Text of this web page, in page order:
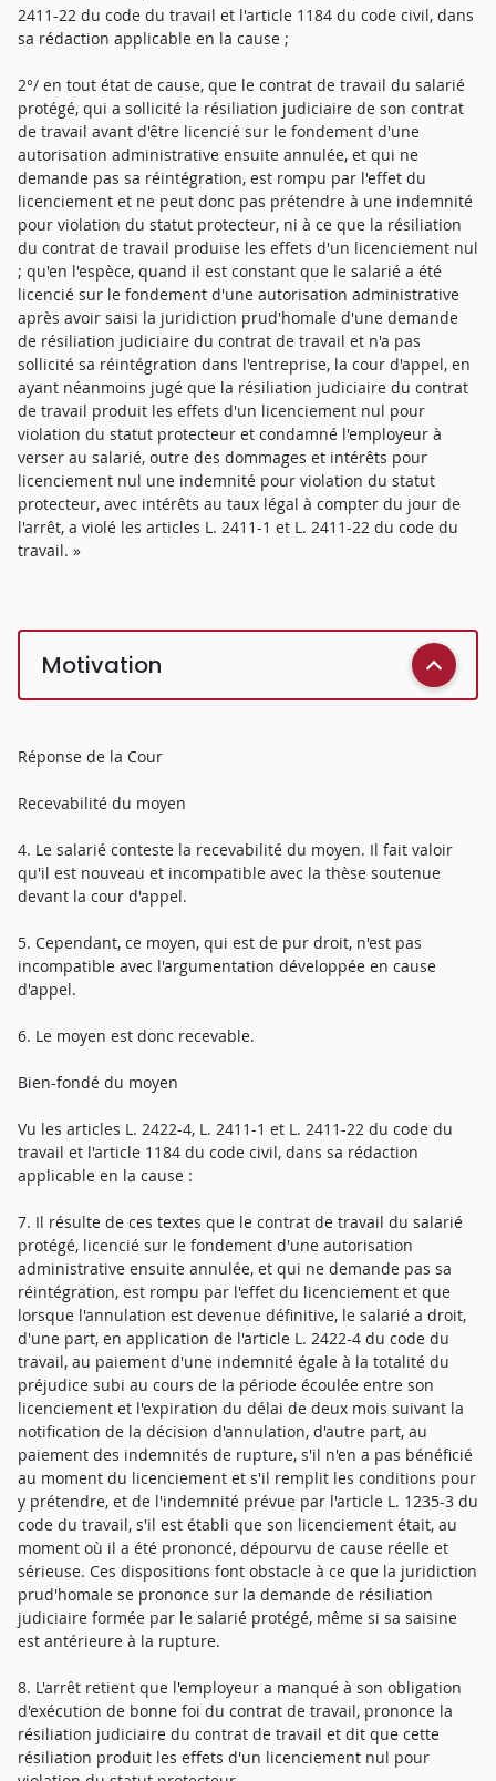
2411-22 du code du travail et l'article 1184 du code civil, dans
sa rédaction applicable en la cause ;
2°/ en tout état de cause, que le contrat de travail du salarié
protégé, qui a sollicité la résiliation judiciaire de son contrat
de travail avant d'être licencié sur le fondement d'une
autorisation administrative ensuite annulée, et qui ne
demande pas sa réintégration, est rompu par l'effet du
licenciement et ne peut donc pas prétendre à une indemnité
pour violation du statut protecteur, ni à ce que la résiliation
du contrat de travail produise les effets d'un licenciement nul
; qu'en l'espèce, quand il est constant que le salarié a été
licencié sur le fondement d'une autorisation administrative
après avoir saisi la juridiction prud'homale d'une demande
de résiliation judiciaire du contrat de travail et n'a pas
sollicité sa réintégration dans l'entreprise, la cour d'appel, en
ayant néanmoins jugé que la résiliation judiciaire du contrat
de travail produit les effets d'un licenciement nul pour
violation du statut protecteur et condamné l'employeur à
verser au salarié, outre des dommages et intérêts pour
licenciement nul une indemnité pour violation du statut
protecteur, avec intérêts au taux légal à compter du jour de
l'arrêt, a violé les articles L. 2411-1 et L. 2411-22 du code du
travail. »
Motivation
Réponse de la Cour
Recevabilité du moyen
4. Le salarié conteste la recevabilité du moyen. Il fait valoir
qu'il est nouveau et incompatible avec la thèse soutenue
devant la cour d'appel.
5. Cependant, ce moyen, qui est de pur droit, n'est pas
incompatible avec l'argumentation développée en cause
d'appel.
6. Le moyen est donc recevable.
Bien-fondé du moyen
Vu les articles L. 2422-4, L. 2411-1 et L. 2411-22 du code du
travail et l'article 1184 du code civil, dans sa rédaction
applicable en la cause :
7. Il résulte de ces textes que le contrat de travail du salarié
protégé, licencié sur le fondement d'une autorisation
administrative ensuite annulée, et qui ne demande pas sa
réintégration, est rompu par l'effet du licenciement et que
lorsque l'annulation est devenue définitive, le salarié a droit,
d'une part, en application de l'article L. 2422-4 du code du
travail, au paiement d'une indemnité égale à la totalité du
préjudice subi au cours de la période écoulée entre son
licenciement et l'expiration du délai de deux mois suivant la
notification de la décision d'annulation, d'autre part, au
paiement des indemnités de rupture, s'il n'en a pas bénéficié
au moment du licenciement et s'il remplit les conditions pour
y prétendre, et de l'indemnité prévue par l'article L. 1235-3 du
code du travail, s'il est établi que son licenciement était, au
moment où il a été prononcé, dépourvu de cause réelle et
sérieuse. Ces dispositions font obstacle à ce que la juridiction
prud'homale se prononce sur la demande de résiliation
judiciaire formée par le salarié protégé, même si sa saisine
est antérieure à la rupture.
8. L'arrêt retient que l'employeur a manqué à son obligation
d'exécution de bonne foi du contrat de travail, prononce la
résiliation judiciaire du contrat de travail et dit que cette
résiliation produit les effets d'un licenciement nul pour